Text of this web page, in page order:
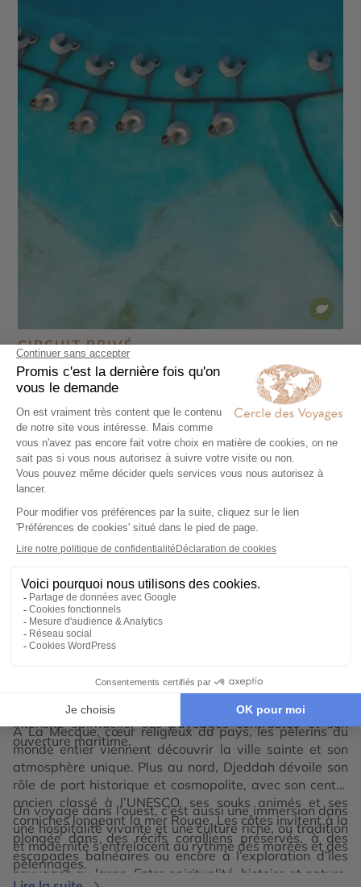
CIRCUIT PRIVÉ
Combiné Habitas AlUla et St Regis Red Sea
en Mer Rouge
8 jours - À partir de8690 €/pers
AlUla - Dadan et jabal Ikmah - Hégra
Voir tous nos voyages Arabie Saoudite
Votre voyage sur-mesure en
Littoral ouest de la Mer Rouge
Le voyage dans l’ouest de l’
emblématiques du royaume. Cette région, où La
Mecque et la mer Rouge se distinguent, séduit par son
intensité spirituelle, ses paysages contrastés et son
ouverture maritime.
À La Mecque, cœur religieux du pays, les pèlerins du
monde entier viennent découvrir la ville sainte et son
atmosphère unique. Plus au nord, Djeddah dévoile son
rôle de port historique et cosmopolite, avec son centre
ancien classé à l’UNESCO, ses souks animés et ses
corniches longeant la mer Rouge. Les côtes invitent à la
plongée dans des récifs coralliens préservés, à des
escapades balnéaires ou encore à l’exploration d’îles
sauvages au large. Entre spiritualité, histoire et nature,
Un voyage dans l’ouest, c’est aussi une immersion dans
une hospitalité vivante et une culture riche, où tradition
et modernité s’entrelacent au rythme des marées et des
pèlerinages.